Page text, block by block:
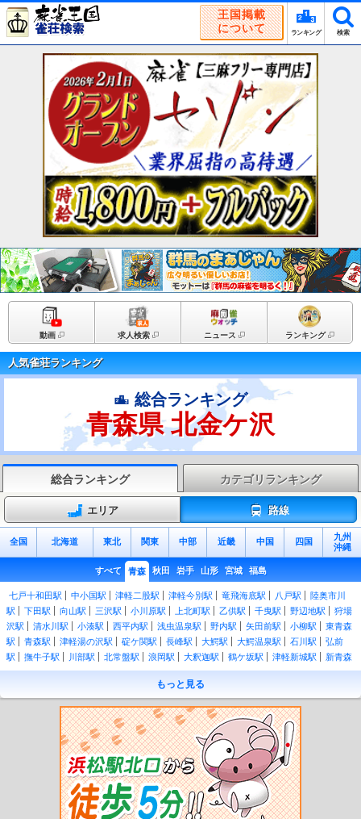
王国掲載
について
ランキング 検索
動画 求人検索 ニュース ランキング
人気雀荘ランキング
総合ランキング
青森県 北金ケ沢
総合ランキング カテゴリランキング
エリア 路線
全国 北海道 東北 関東 中部 近畿 中国 四国
九州
沖縄
すべて 青森 秋田 岩手 山形 宮城 福島
七戸十和田駅 中小国駅 津軽二股駅 津軽今別駅 竜飛海底駅 八戸駅
陸奥市川
駅
下田駅 向山駅 三沢駅 小川原駅 上北町駅 乙供駅 千曳駅 野辺地駅
狩場
沢駅
清水川駅 小湊駅 西平内駅 浅虫温泉駅 野内駅 矢田前駅 小柳駅
東青森
駅
青森駅 津軽湯の沢駅 碇ケ関駅 長峰駅 大鰐駅 大鰐温泉駅 石川駅
弘前
駅
撫牛子駅 川部駅 北常盤駅 浪岡駅 大釈迦駅 鶴ケ坂駅 津軽新城駅
新青森
駅
北野辺地駅 有戸駅 吹越駅 陸奥横浜駅 有畑駅 近川駅 金谷沢駅
赤川駅
白神岳登山口駅 松神駅
辺駅
ウェスパ椿山駅 艫作駅 横磯駅 深浦駅 広戸駅 追良瀬駅 驫木駅
風合瀬
千畳敷駅 北金ケ沢駅 陸奥柳田駅 陸奥赤石駅 鰺ケ沢駅
陸奥森田駅 中田駅 木造駅 五所川原駅 津軽五所川原駅 陸奥鶴田駅
林崎駅 藤崎駅 油川駅 津軽宮田駅 奥内駅 左堰駅 後潟駅
郷沢駅 瀬辺地駅 蟹田駅 大平駅 大川平駅 今別駅 津軽浜名駅
長苗代駅 本八戸駅 小中野駅 陸奥湊駅 白銀駅 鮫駅
プレイピア白浜駅
種差海岸駅 大久喜駅 金浜駅 大蛇駅 階上駅 十川駅
毘沙門駅 嘉瀬駅 金木駅 芦野公園駅 川倉駅 大沢内駅
もっと見る